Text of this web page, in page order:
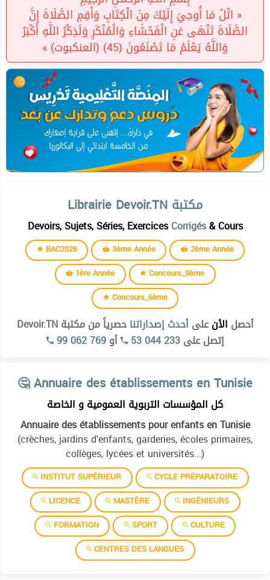
« اتْلُ مَا أُوحِيَ إِلَيْكَ مِنَ الْكِتَابِ وَأَقِمِ الصَّلَاةَ إِنَّ
الصَّلَاةَ تَنْهَى عَنِ الْفَحْشَاءِ وَالْمُنْكَرِ وَلَذِكْرُ اللَّهِ أَكْبَرُ
وَاللَّهُ يَعْلَمُ مَا تَصْنَعُونَ (45) (العنكبوت) »
Librairie Devoir.TN مكتبة
Devoirs, Sujets, Séries, ExercicesCorrigés& Cours
BAC2026 3ème Année
2ème Année
1ère Année
Concours_9ème
Concours_6ème
أحصل الأنعلىأحدث إصداراتناحصرياً من مكتبة Devoir.TN
إتصل على53 044 233 أو99 062 769
🤔 Annuaire des établissements en Tunisie
كل المؤسسات التربوية العمومية و الخاصة
Annuaire des établissements pour enfants en Tunisie
(crèches, jardins d'enfants, garderies, écoles primaires,
collèges, lycées et universités...)
INSTITUT SUPÉRIEUR
CYCLE PRÉPARATOIRE
LICENCE
MASTÈRE
INGÉNIEURS
FORMATION
SPORT
CULTURE
CENTRES DES LANGUES